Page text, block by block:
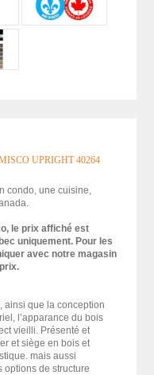
UPRIGHT 40264
condo, une cuisine,
le prix affiché est
uniquement. Pour les
avec notre magasin
ainsi que la conception
l’apparance du bois
vieilli. Présenté et
et siège en bois et
mais aussi
options de structure